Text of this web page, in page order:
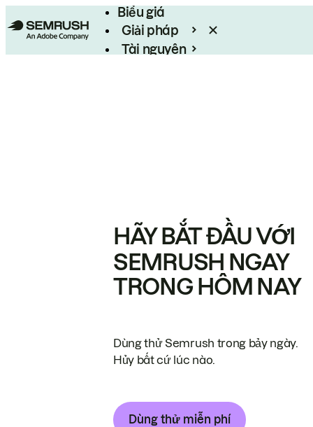
Biểu giá
Giải pháp
Tài nguyên
HÃY BẮT ĐẦU VỚI
SEMRUSH NGAY
TRONG HÔM NAY
Dùng thử Semrush trong bảy ngày.
Hủy bất cứ lúc nào.
Dùng thử miễn phí